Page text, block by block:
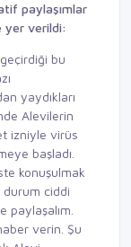
paylaşımlar
yer verildi:
bu
yaydıkları
Alevilerin
izniyle virüs
başladı.
konuşulmak
durum ciddi
paylaşalım.
verin. Şu